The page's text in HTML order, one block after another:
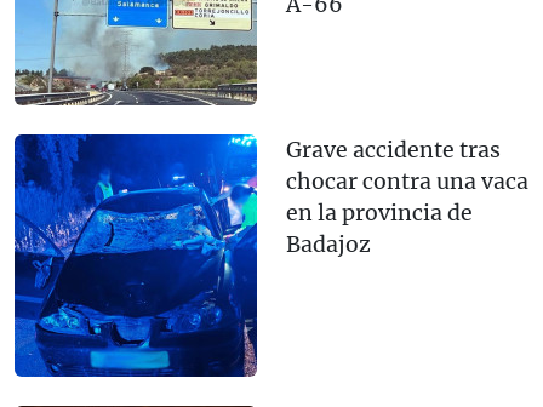
Grave accidente tras
chocar contra una vaca
en la provincia de
Badajoz